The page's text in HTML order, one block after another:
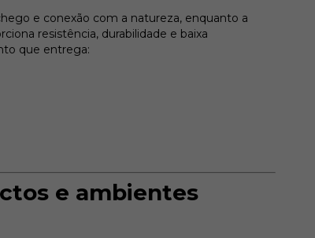
e conexão com a natureza, enquanto a
resistência, durabilidade e baixa
que entrega:
e ambientes